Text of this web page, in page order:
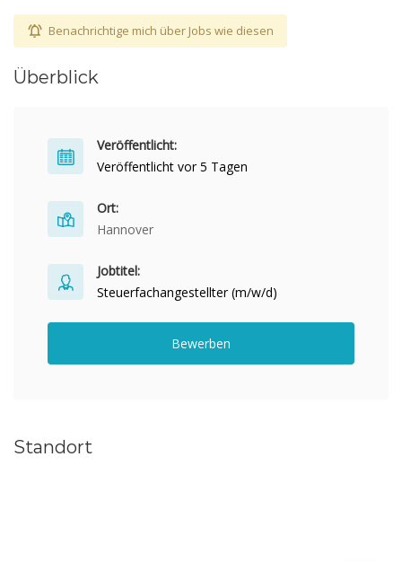
Benachrichtige mich über Jobs wie diesen
Überblick
Veröffentlicht:
Veröffentlicht vor 5 Tagen
Ort:
Hannover
Jobtitel:
Steuerfachangestellter (m/w/d)
Bewerben
Standort